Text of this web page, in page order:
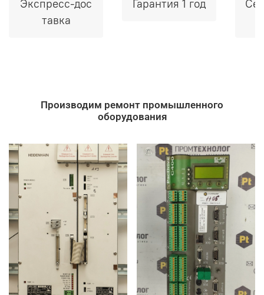
Экспресс-дос
тавка
Гарантия 1 год
Производим ремонт промышленного
оборудования